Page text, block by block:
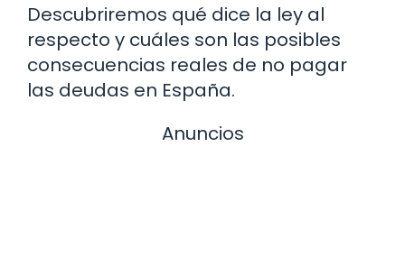
Descubriremos qué dice la ley al
respecto y cuáles son las posibles
consecuencias reales de no pagar
las deudas en España.
Anuncios